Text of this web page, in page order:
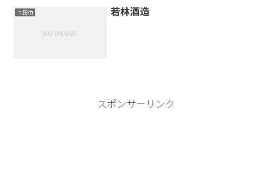
大田市 若林酒造
スポンサーリンク